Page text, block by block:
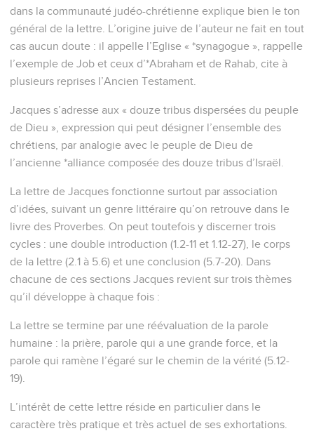
dans la communauté judéo-chrétienne explique bien le ton
général de la lettre. L’origine juive de l’auteur ne fait en tout
cas aucun doute : il appelle l’Eglise « *synagogue », rappelle
l’exemple de Job et ceux d’*Abraham et de Rahab, cite à
plusieurs reprises l’Ancien Testament.
Jacques s’adresse aux « douze tribus dispersées du peuple
de Dieu », expression qui peut désigner l’ensemble des
chrétiens, par analogie avec le peuple de Dieu de
l’ancienne *alliance composée des douze tribus d’Israël.
La lettre de Jacques fonctionne surtout par association
d’idées, suivant un genre littéraire qu’on retrouve dans le
livre des Proverbes. On peut toutefois y discerner trois
cycles : une double introduction (1.2-11 et 1.12-27), le corps
de la lettre (2.1 à 5.6) et une conclusion (5.7-20). Dans
chacune de ces sections Jacques revient sur trois thèmes
qu’il développe à chaque fois :
La lettre se termine par une réévaluation de la parole
humaine : la prière, parole qui a une grande force, et la
parole qui ramène l’égaré sur le chemin de la vérité (5.12-
19).
L’intérêt de cette lettre réside en particulier dans le
caractère très pratique et très actuel de ses exhortations.